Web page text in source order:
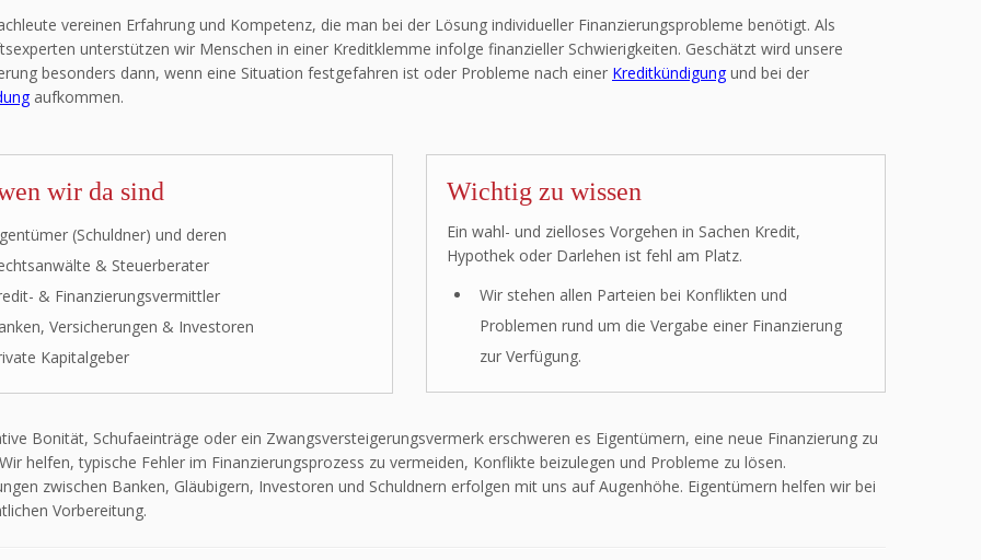
vereinen Erfahrung und Kompetenz, die man bei der Lösung individueller Finanzierungsprobleme benötigt. Als
unterstützen wir Menschen in einer Kreditklemme infolge finanzieller Schwierigkeiten. Geschätzt wird unsere
besonders dann, wenn eine Situation festgefahren ist oder Probleme nach einer Kreditkündigungund bei der
aufkommen.
wir da sind
(Schuldner) und deren
& Steuerberater
& Finanzierungsvermittler
Versicherungen & Investoren
Kapitalgeber
Wichtig zu wissen
Ein wahl- und zielloses Vorgehen in Sachen Kredit,
Hypothek oder Darlehen ist fehl am Platz.
Wir stehen allen Parteien bei Konflikten und
Problemen rund um die Vergabe einer Finanzierung
zur Verfügung.
Bonität, Schufaeinträge oder ein Zwangsversteigerungsvermerk erschweren es Eigentümern, eine neue Finanzierung zu
helfen, typische Fehler im Finanzierungsprozess zu vermeiden, Konflikte beizulegen und Probleme zu lösen.
zwischen Banken, Gläubigern, Investoren und Schuldnern erfolgen mit uns auf Augenhöhe. Eigentümern helfen wir bei
Vorbereitung.